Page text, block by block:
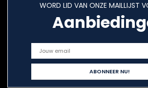
WORD LID VAN ONZE MAILLIJST